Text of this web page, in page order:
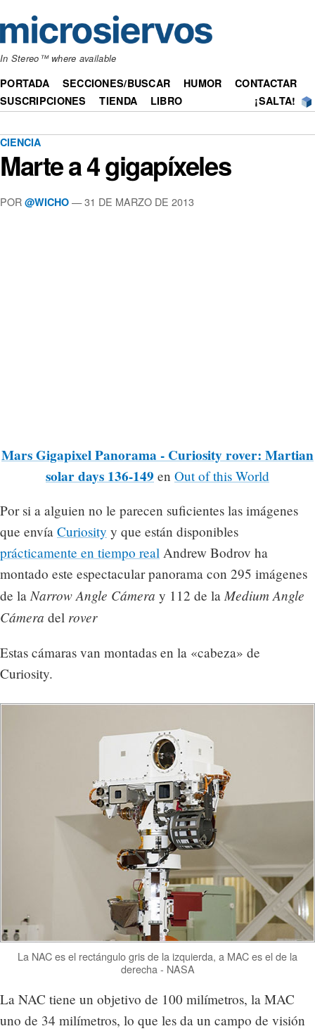
In Stereo™ where available
PORTADA SECCIONES/BUSCAR HUMOR
CONTACTAR
SUSCRIPCIONES
TIENDA LIBRO ¡SALTA!
CIENCIA
Marte a 4 gigapíxeles
POR @WICHO — 31 DE MARZO DE 2013
Mars Gigapixel Panorama - Curiosity rover: Martian
solar days 136-149 en Out of this World
Por si a alguien no le parecen suficientes las imágenes
que envía Curiosity y que están disponibles
prácticamente en tiempo real Andrew Bodrov ha
montado este espectacular panorama con 295 imágenes
de laNarrow Angle Cámera y 112 de laMedium Angle
Cámera del rover
Estas cámaras van montadas en la «cabeza» de
Curiosity.
La NAC es el rectángulo gris de la izquierda, a MAC es el de la
derecha - NASA
La NAC tiene un objetivo de 100 milímetros, la MAC
uno de 34 milímetros, lo que les da un campo de visión